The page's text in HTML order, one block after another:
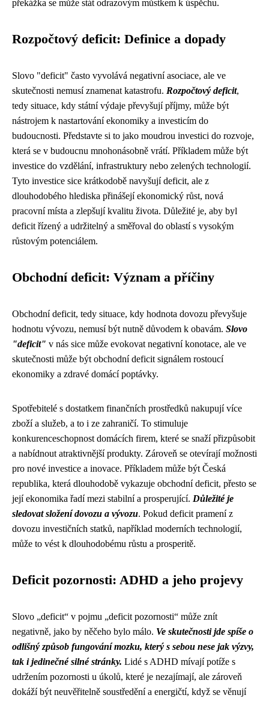
překážka se může stát odrazovým můstkem k úspěchu.
Rozpočtový deficit: Definice a dopady
Slovo "deficit" často vyvolává negativní asociace, ale ve
skutečnosti nemusí znamenat katastrofu. Rozpočtový deficit,
tedy situace, kdy státní výdaje převyšují příjmy, může být
nástrojem k nastartování ekonomiky a investicím do
budoucnosti. Představte si to jako moudrou investici do rozvoje,
která se v budoucnu mnohonásobně vrátí. Příkladem může být
investice do vzdělání, infrastruktury nebo zelených technologií.
Tyto investice sice krátkodobě navyšují deficit, ale z
dlouhodobého hlediska přinášejí ekonomický růst, nová
pracovní místa a zlepšují kvalitu života. Důležité je, aby byl
deficit řízený a udržitelný a směřoval do oblastí s vysokým
růstovým potenciálem.
Obchodní deficit: Význam a příčiny
Obchodní deficit, tedy situace, kdy hodnota dovozu převyšuje
hodnotu vývozu, nemusí být nutně důvodem k obavám. Slovo
"deficit" v nás sice může evokovat negativní konotace, ale ve
skutečnosti může být obchodní deficit signálem rostoucí
ekonomiky a zdravé domácí poptávky.
Spotřebitelé s dostatkem finančních prostředků nakupují více
zboží a služeb, a to i ze zahraničí. To stimuluje
konkurenceschopnost domácích firem, které se snaží přizpůsobit
a nabídnout atraktivnější produkty. Zároveň se otevírají možnosti
pro nové investice a inovace. Příkladem může být Česká
republika, která dlouhodobě vykazuje obchodní deficit, přesto se
její ekonomika řadí mezi stabilní a prosperující. Důležité je
sledovat složení dovozu a vývozu. Pokud deficit pramení z
dovozu investičních statků, například moderních technologií,
může to vést k dlouhodobému růstu a prosperitě.
Deficit pozornosti: ADHD a jeho projevy
Slovo „deficit“ v pojmu „deficit pozornosti“ může znít
negativně, jako by něčeho bylo málo. Ve skutečnosti jde spíše o
odlišný způsob fungování mozku, který s sebou nese jak výzvy,
tak i jedinečné silné stránky. Lidé s ADHD mívají potíže s
udržením pozornosti u úkolů, které je nezajímají, ale zároveň
dokáží být neuvěřitelně soustředění a energičtí, když se věnují